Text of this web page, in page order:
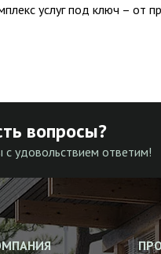
услуг под ключ – от
вопросы?
удовольствием ответим!